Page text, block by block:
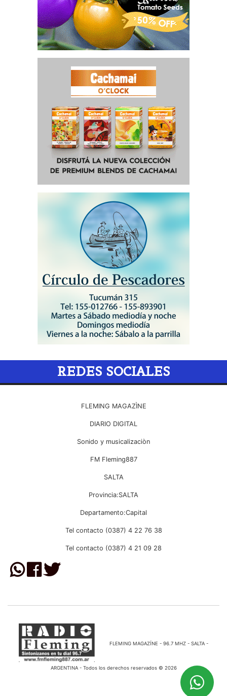
REDES SOCIALES
FLEMING MAGAZÌNE
DIARIO DIGITAL
Sonido y musicalizaciòn
FM Fleming887
SALTA
Provincia:SALTA
Departamento:Capital
Tel contacto (0387) 4 22 76 38
Tel contacto (0387) 4 21 09 28
FLEMING MAGAZÍNE - 96.7 MHZ - SALTA -
ARGENTINA - Todos los derechos reservados © 2026